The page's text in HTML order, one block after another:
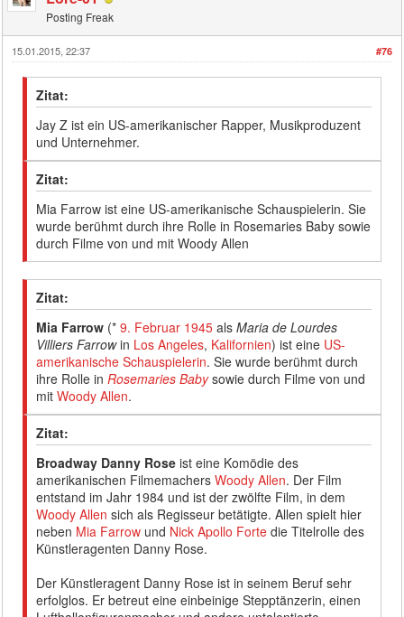
Posting Freak
#76
15.01.2015, 22:37
Zitat:
Jay Z ist ein US-amerikanischer Rapper, Musikproduzent
und Unternehmer.
Zitat:
Mia Farrow ist eine US-amerikanische Schauspielerin. Sie
wurde berühmt durch ihre Rolle in Rosemaries Baby sowie
durch Filme von und mit Woody Allen
Zitat:
Mia Farrow (*9. Februar 1945 alsMaria de Lourdes
Villiers Farrowin Los Angeles, Kalifornien) ist eine US-
amerikanische Schauspielerin. Sie wurde berühmt durch
ihre Rolle inRosemaries Babysowie durch Filme von und
mitWoody Allen.
Zitat:
Broadway Danny Rose ist eine Komödie des
amerikanischen FilmemachersWoody Allen. Der Film
entstand im Jahr 1984 und ist der zwölfte Film, in dem
Woody Allen sich als Regisseur betätigte. Allen spielt hier
neben Mia Farrow und Nick Apollo Forte die Titelrolle des
Künstleragenten Danny Rose.
Der Künstleragent Danny Rose ist in seinem Beruf sehr
erfolglos. Er betreut eine einbeinige Stepptänzerin, einen